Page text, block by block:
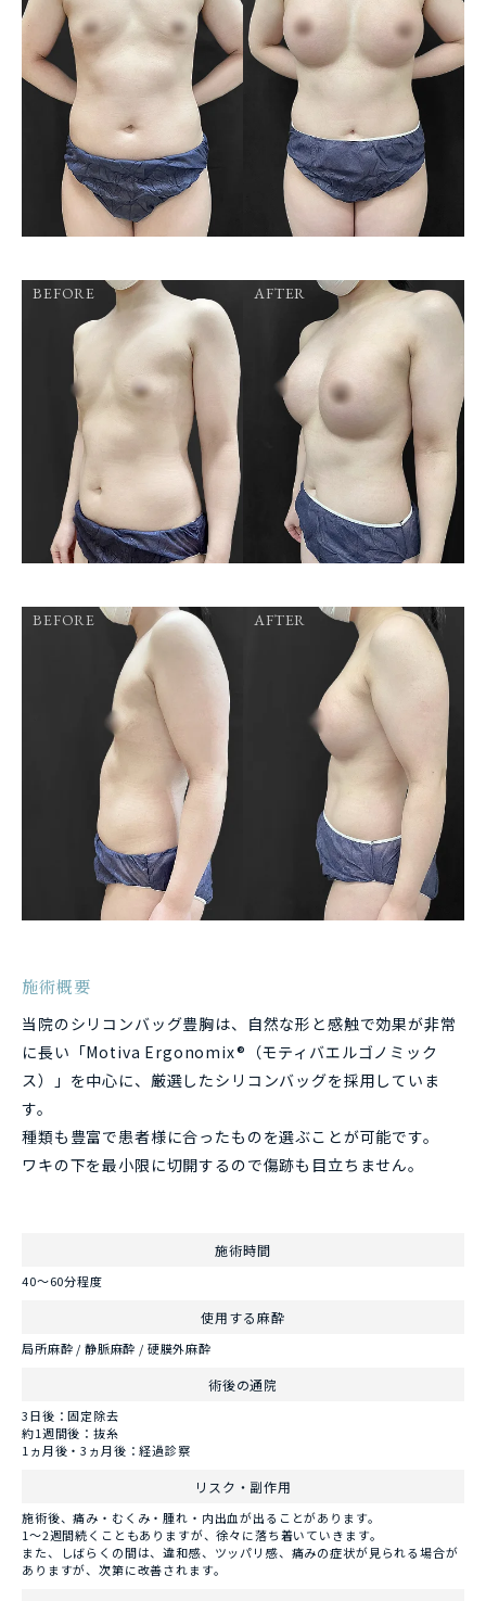
BEFORE AFTER
BEFORE AFTER
施術概要
当院のシリコンバッグ豊胸は、自然な形と感触で効果が非常
に長い「Motiva Ergonomix®（モティバエルゴノミック
ス）」を中心に、厳選したシリコンバッグを採用していま
す。
種類も豊富で患者様に合ったものを選ぶことが可能です。
ワキの下を最小限に切開するので傷跡も目立ちません。
施術時間
40～60分程度
使用する麻酔
局所麻酔 / 静脈麻酔 / 硬膜外麻酔
術後の通院
3日後：固定除去
約1週間後：抜糸
1ヵ月後・3ヵ月後：経過診察
リスク・副作用
施術後、痛み・むくみ・腫れ・内出血が出ることがあります。
1～2週間続くこともありますが、徐々に落ち着いていきます。
また、しばらくの間は、違和感、ツッパリ感、痛みの症状が見られる場合が
ありますが、次第に改善されます。